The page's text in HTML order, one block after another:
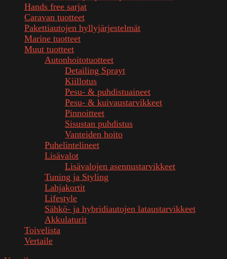
Hands free sarjat
Caravan tuotteet
Pakettiautojen hyllyjärjestelmät
Marine tuotteet
Muut tuotteet
Autonhoitotuotteet
Detailing Sprayt
Kiillotus
Pesu- & puhdistuaineet
Pesu- & kuivaustarvikkeet
Pinnoitteet
Sisustan puhdistus
Vanteiden hoito
Puhelintelineet
Lisävalot
Lisävalojen asennustarvikkeet
Tuning ja Styling
Lahjakortit
Lifestyle
Sähkö- ja hybridiautojen lataustarvikkeet
Akkulaturit
Toivelista
Vertaile